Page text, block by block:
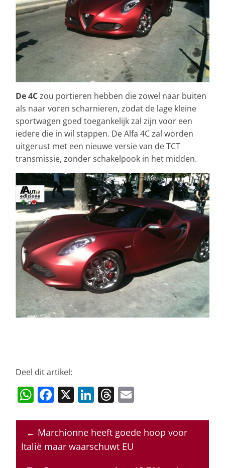
De 4Czou portieren hebben die zowel naar buiten
als naar voren scharnieren, zodat de lage kleine
sportwagen goed toegankelijk zal zijn voor een
iedere die in wil stappen. De Alfa 4C zal worden
uitgerust met een nieuwe versie van de TCT
transmissie, zonder schakelpook in het midden.
Deel dit artikel:
W
at
s
F
c
e
X Li
k
e
T
re
a
ai
l
← Marchionne heeft goede hoop voor
Italië maar waarschuwt EU